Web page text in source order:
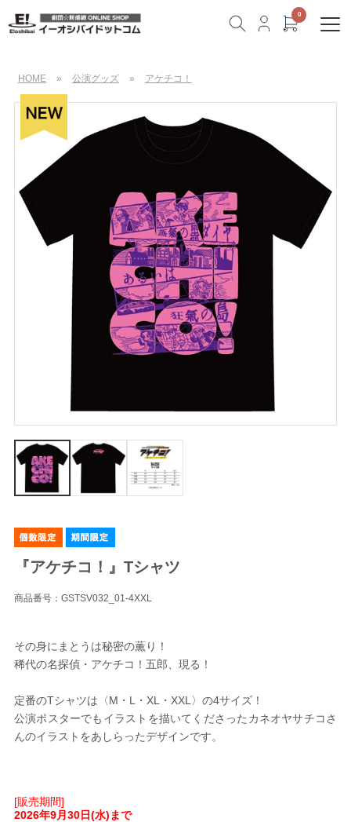
HOME » 公演グッズ » アケチコ！
『アケチコ！』Tシャツ
商品番号：GSTSV032_01-4XXL
その身にまとうは秘密の薫り！
稀代の名探偵・アケチコ！五郎、現る！
定番のTシャツは〈M・L・XL・XXL〉の4サイズ！
公演ポスターでもイラストを描いてくださったカネオヤサチコさ
んのイラストをあしらったデザインです。
[販売期間]
2026年9月30日(水)まで